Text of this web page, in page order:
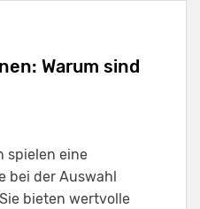
Warum sind
spielen eine
bei der Auswahl
bieten wertvolle